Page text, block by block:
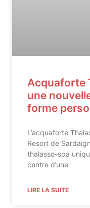
Acquaforte
une
forme
L’acquaforte
Resort de
thalasso-spa
centre d’une
LIRE LA SUITE